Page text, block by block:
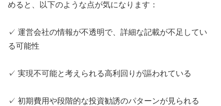
めると、以下のような点が気になります：
✓ 運営会社の情報が不透明で、詳細な記載が不足してい
る可能性
✓ 実現不可能と考えられる高利回りが謳われている
✓ 初期費用や段階的な投資勧誘のパターンが見られる